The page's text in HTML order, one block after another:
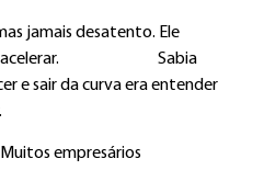
jamais desatento. Ele
de acelerar. Sabia
e sair da curva era entender
empresários